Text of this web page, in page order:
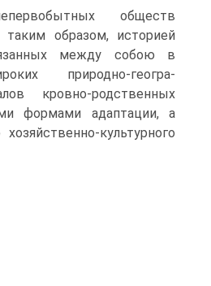
обществ
таким образом, историей
между собою в
природно-геогра­
кровно-родственных
формами адапта­ции, а
культурного